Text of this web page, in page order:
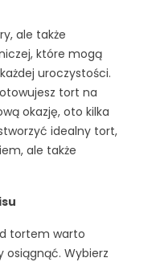
ale także
które mogą
uroczystości.
tort na
okazję, oto kilka
idealny tort,
ale także
tortem warto
Wybierz